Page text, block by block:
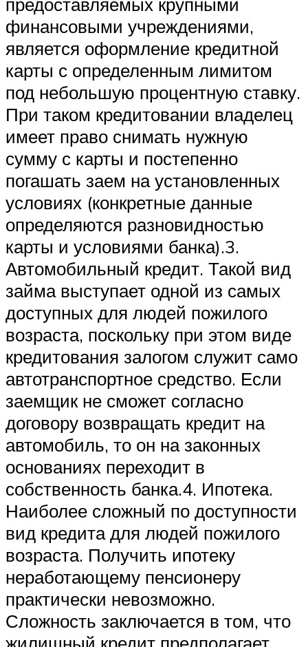
финансовыми учреждениями,
является оформление кредитной
карты с определенным лимитом
под небольшую процентную ставку.
При таком кредитовании владелец
имеет право снимать нужную
сумму с карты и постепенно
погашать заем на установленных
условиях (конкретные данные
определяются разновидностью
карты и условиями банка).3.
Автомобильный кредит. Такой вид
займа выступает одной из самых
доступных для людей пожилого
возраста, поскольку при этом виде
кредитования залогом служит само
автотранспортное средство. Если
заемщик не сможет согласно
договору возвращать кредит на
автомобиль, то он на законных
основаниях переходит в
собственность банка.4. Ипотека.
Наиболее сложный по доступности
вид кредита для людей пожилого
возраста. Получить ипотеку
неработающему пенсионеру
практически невозможно.
Сложность заключается в том, что